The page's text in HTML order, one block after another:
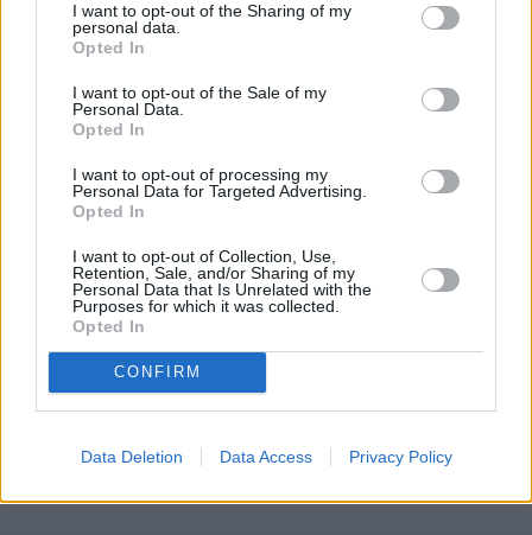
I want to opt-out of the Sharing of my
personal data.
Opted In
I want to opt-out of the Sale of my
Personal Data.
Opted In
I want to opt-out of processing my
Personal Data for Targeted Advertising.
Opted In
I want to opt-out of Collection, Use,
Retention, Sale, and/or Sharing of my
Personal Data that Is Unrelated with the
Purposes for which it was collected.
Opted In
CONFIRM
Data Deletion Data Access Privacy Policy